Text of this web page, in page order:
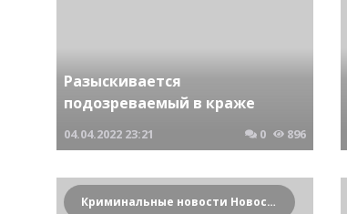
Разыскивается
подозреваемый в краже
04.04.2022 23:21 0 896
Криминальные новости Новосибирска и Сибирского региона